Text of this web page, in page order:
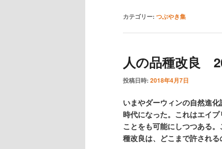
カテゴリー: つぶやき集
人の品種改良
投稿日時: 2018年4月7日
いまやダーウィンの自然進
時代になった。これはエイ
ことをも可能にしつつある
種改良は、どこまで許される